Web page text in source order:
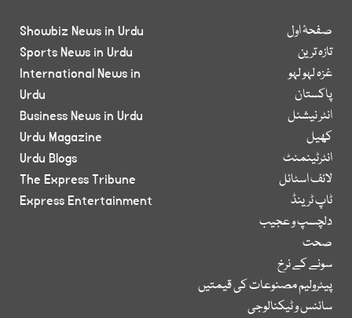
صفحۂ اول
تازہ ترین
غزہ لہو لہو
پاکستان
انٹر نیشنل
کھیل
انٹرٹینمنٹ
لائف اسٹائل
ٹاپ ٹرینڈ
دلچسپ و عجیب
صحت
سونے کے نرخ
پیٹرولیم مصنوعات کی قیمتیں
سائنس و ٹیکنالوجی
Showbiz News in Urdu
Sports News in Urdu
International News in
Urdu
Business News in Urdu
Urdu Magazine
Urdu Blogs
The Express Tribune
Express Entertainment